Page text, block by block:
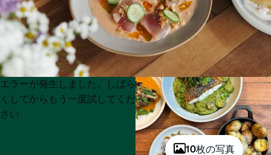
10枚の写真
Product
List
Product
List
エラーが発生しました。しばら
くしてからもう一度試してくだ
さい